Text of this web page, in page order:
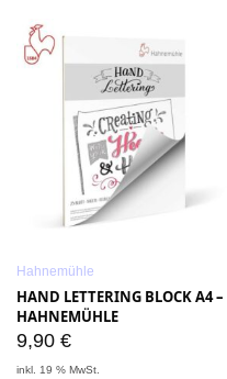
Hahnemühle
HAND LETTERING BLOCK A4 –
HAHNEMÜHLE
9,90 €
inkl. 19 % MwSt.